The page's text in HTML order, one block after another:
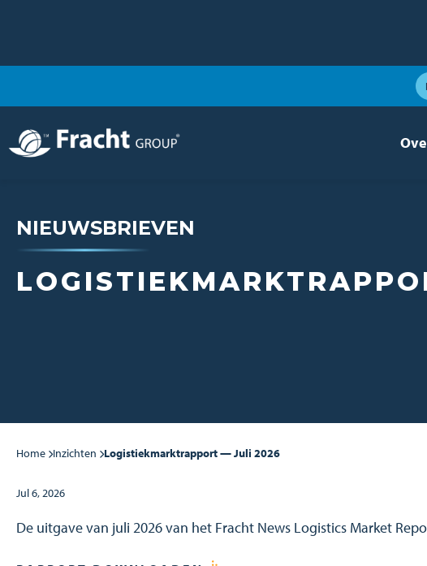
NIEUWSBRIEVEN
Home Inzichten Logistiekmarktrapport — Juli 2026
Jul 6, 2026
De uitgave van juli 2026 van het Fracht News Logistics Market